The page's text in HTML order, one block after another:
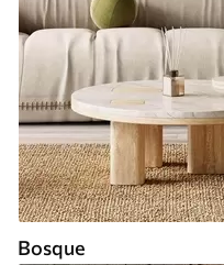
Bosque